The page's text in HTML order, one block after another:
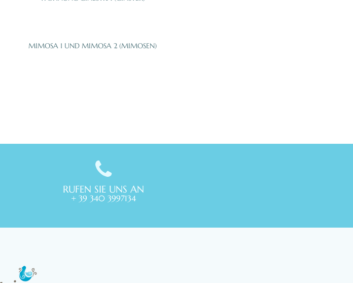
MIMOSA 1 UND MIMOSA 2 (MIMOSEN)
RUFEN SIE UNS AN
+ 39 340 3997134